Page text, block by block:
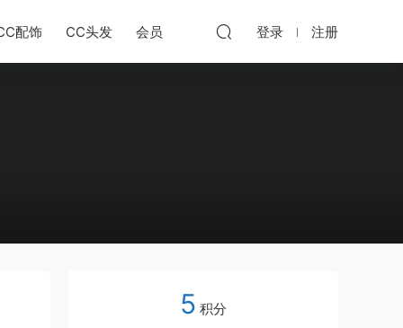
配饰 CC头发 会员 登录 注册
5 积分